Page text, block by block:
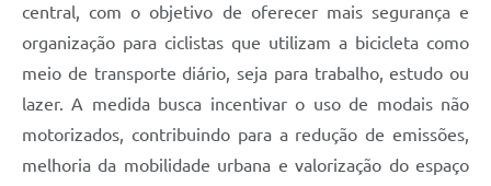
central, com o objetivo de oferecer mais segurança e
organização para ciclistas que utilizam a bicicleta como
meio de transporte diário, seja para trabalho, estudo ou
lazer. A medida busca incentivar o uso de modais não
motorizados, contribuindo para a redução de emissões,
melhoria da mobilidade urbana e valorização do espaço